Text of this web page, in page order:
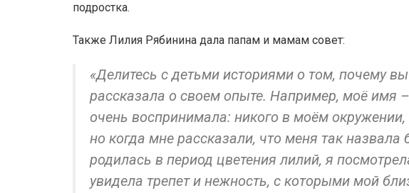
подростка.
Также Лилия Рябинина дала папам и мамам совет:
«Делитесь с детьми историями о том, почему
рассказала о своем опыте. Например, моё имя
очень воспринимала: никого в моём
но когда мне рассказали, что меня так назвала
родилась в период цветения лилий, я
увидела трепет и нежность, с которыми мой